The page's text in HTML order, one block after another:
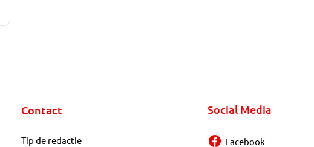
Contact
Tip de redactie
Social Media
Facebook